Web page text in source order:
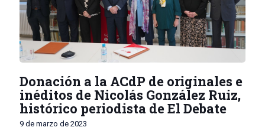
Donación a la ACdP de originales e
inéditos de Nicolás González Ruiz,
histórico periodista de El Debate
9 de marzo de 2023